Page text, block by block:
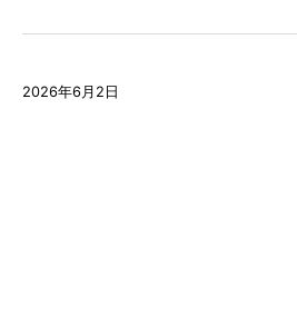
2026年6月2日